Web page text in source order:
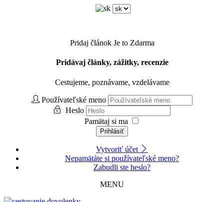
Pridaj článok Je to Zdarma
Pridávaj články, zážitky, recenzie
Cestujeme, poznávame, vzdelávame
Používateľské meno
Heslo
Pamätaj si ma
Prihlásiť
Vytvoriť účet
Nepamätáte si používateľské meno?
Zabudli ste heslo?
MENU